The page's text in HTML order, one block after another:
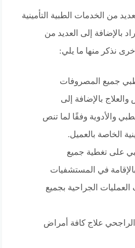
من الخدمات الطبية التأمينية
بالإضافة إلى العديد من
نذكر منها ما يلي:
جميع المصروفات
بالإضافة إلى
والأدوية وفقًا لما تنص
الخاصة بالعميل.
على تغطية جميع
في المستشفيات
الجراحية بجميع
علاج كافة أمراض